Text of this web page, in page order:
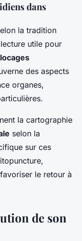
dans
la tradition
utile pour
des aspects
organes,
la cartographie
selon la
sur ces
le retour à
de son